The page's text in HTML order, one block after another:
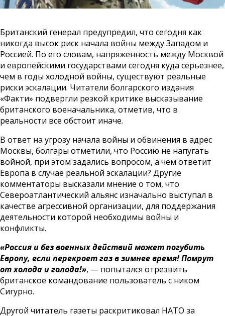
Британский генерал предупредил, что сегодня как
никогда высок риск начала войны между Западом и
Россией. По его словам, напряженность между Москвой
и европейскими государствами сегодня куда серьезнее,
чем в годы холодной войны, существуют реальные
риски эскалации. Читатели болгарского издания
«Факти» подвергли резкой критике высказывание
британского военачальника, отметив, что в
реальности все обстоит иначе.
В ответ на угрозу начала войны и обвинения в адрес
Москвы, болгары отметили, что Россию не напугать
войной, при этом задались вопросом, а чем ответит
Европа в случае реальной эскалации? Другие
комментаторы высказали мнение о том, что
Североатлантический альянс изначально выступал в
качестве агрессивной организации, для поддержания
деятельности которой необходимы войны и
конфликты.
«Россия и без военных действий может погубить
Европу, если перекроет газ в зимнее время! Помрут
от холода и голода!», — попытался отрезвить
британское командование пользователь с ником
Сигурно.
Другой читатель газеты раскритиковал НАТО за